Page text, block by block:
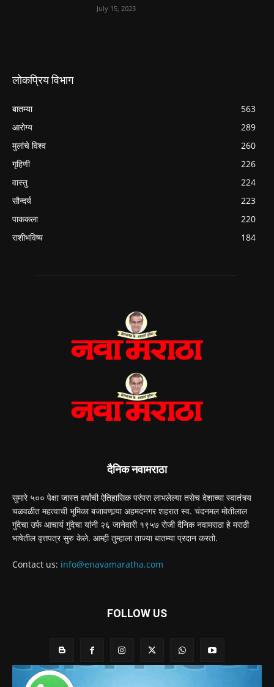
July 15, 2023
लोकप्रिय विभाग
बातम्या
563
आरोग्य
289
मुलांचे विश्व
260
गृहिणी
226
वास्तु
224
सौन्दर्य
223
पाककला
220
राशीभविष्य
184
दैनिक नवामराठा
सुमारे ५०० पेक्षा जास्त वर्षांची ऐतिहासिक परंपरा लाभलेल्या तसेच देशाच्या स्वातंत्र्य
चळवळीत महत्वाची भूमिका बजावणार्‍या अहमदनगर शहरात स्व. चंदनमल मोतीलाल
गुंदेचा उर्फ आचार्य गुंदेचा यांनी २६ जानेवारी १९५७ रोजी दैनिक नवामराठा हे मराठी
भाषेतील वृत्तपत्र सुरु केले. आम्ही तुम्हाला ताज्या बातम्या प्रदान करतो.
Contact us: info@enavamaratha.com
FOLLOW US